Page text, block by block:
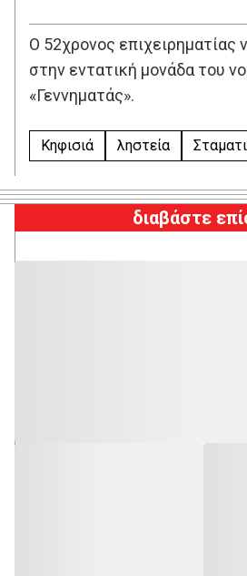
Ο 52χρονος επιχειρηματίας
στην εντατική μονάδα του
«Γεννηματάς».
Κηφισιά ληστεία
διαβάστε